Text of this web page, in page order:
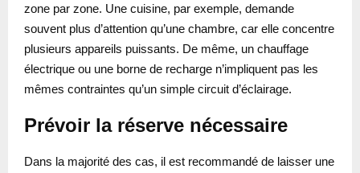
zone par zone. Une cuisine, par exemple, demande
souvent plus d’attention qu’une chambre, car elle concentre
plusieurs appareils puissants. De même, un chauffage
électrique ou une borne de recharge n’impliquent pas les
mêmes contraintes qu’un simple circuit d’éclairage.
Prévoir la réserve nécessaire
Dans la majorité des cas, il est recommandé de laisser une